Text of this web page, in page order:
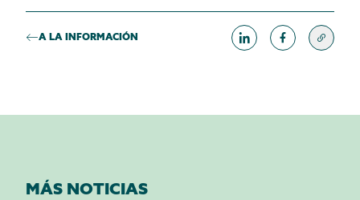
A LA INFORMACIÓN
MÁS NOTICIAS